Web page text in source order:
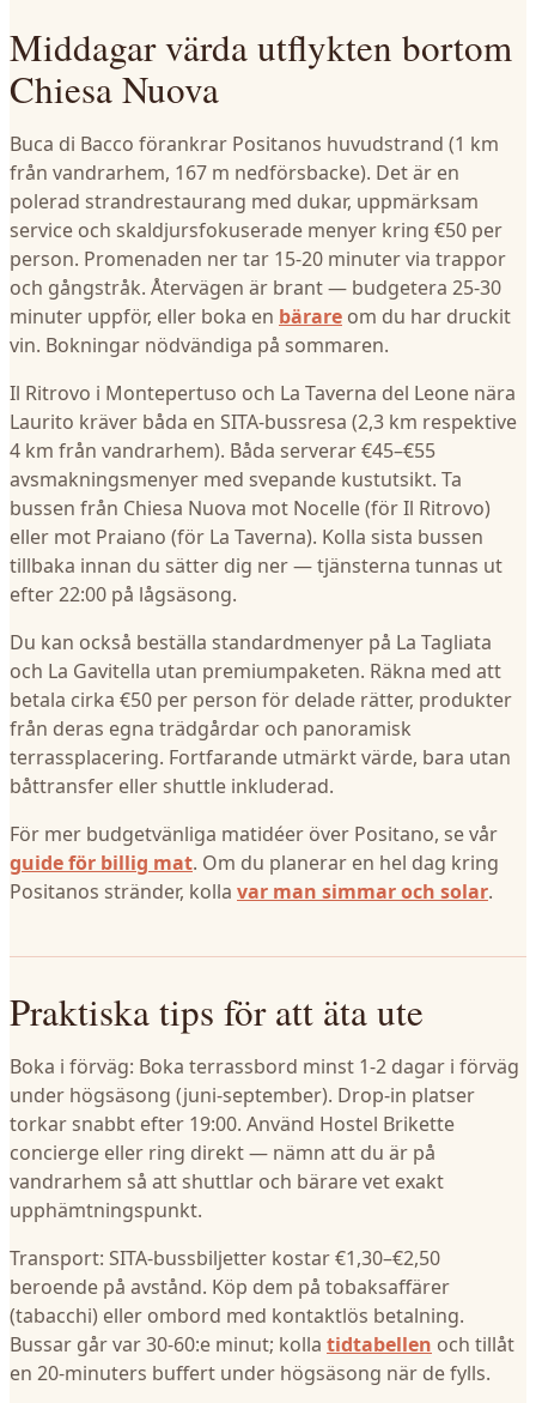
Middagar värda utflykten bortom
Chiesa Nuova
Buca di Bacco förankrar Positanos huvudstrand (1 km
från vandrarhem, 167 m nedförsbacke). Det är en
polerad strandrestaurang med dukar, uppmärksam
service och skaldjursfokuserade menyer kring €50 per
person. Promenaden ner tar 15-20 minuter via trappor
och gångstråk. Återvägen är brant — budgetera 25-30
minuter uppför, eller boka en bärare om du har druckit
vin. Bokningar nödvändiga på sommaren.
Il Ritrovo i Montepertuso och La Taverna del Leone nära
Laurito kräver båda en SITA-bussresa (2,3 km respektive
4 km från vandrarhem). Båda serverar €45–€55
avsmakningsmenyer med svepande kustutsikt. Ta
bussen från Chiesa Nuova mot Nocelle (för Il Ritrovo)
eller mot Praiano (för La Taverna). Kolla sista bussen
tillbaka innan du sätter dig ner — tjänsterna tunnas ut
efter 22:00 på lågsäsong.
Du kan också beställa standardmenyer på La Tagliata
och La Gavitella utan premiumpaketen. Räkna med att
betala cirka €50 per person för delade rätter, produkter
från deras egna trädgårdar och panoramisk
terrassplacering. Fortfarande utmärkt värde, bara utan
båttransfer eller shuttle inkluderad.
För mer budgetvänliga matidéer över Positano, se vår
guide för billig mat. Om du planerar en hel dag kring
Positanos stränder, kolla var man simmar och solar.
Praktiska tips för att äta ute
Boka i förväg: Boka terrassbord minst 1-2 dagar i förväg
under högsäsong (juni-september). Drop-in platser
torkar snabbt efter 19:00. Använd Hostel Brikette
concierge eller ring direkt — nämn att du är på
vandrarhem så att shuttlar och bärare vet exakt
upphämtningspunkt.
Transport: SITA-bussbiljetter kostar €1,30–€2,50
beroende på avstånd. Köp dem på tobaksaffärer
(tabacchi) eller ombord med kontaktlös betalning.
Bussar går var 30-60:e minut; kolla tidtabellen och tillåt
en 20-minuters buffert under högsäsong när de fylls.